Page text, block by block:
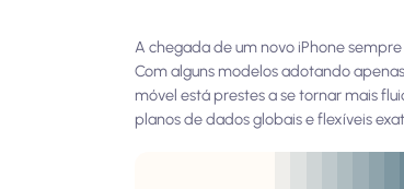
A chegada de um novo iPhone
Com alguns modelos adotando
móvel está prestes a se tornar mais
planos de dados globais e flexíveis